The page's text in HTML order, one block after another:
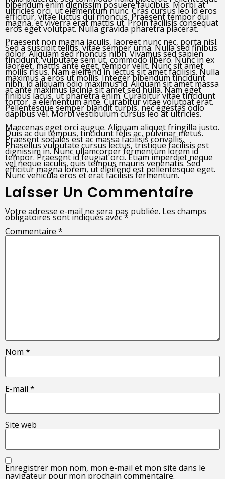
bibendum enim dignissim posuere faucibus. Morbi at
ultricies orci, ut elementum nunc. Cras cursus leo id eros
efficitur, vitae luctus dui rhoncus. Praesent tempor dui
magna, et viverra erat mattis ut. Proin facilisis consequat
eros eget volutpat. Nulla gravida pharetra placerat.
Praesent non magna iaculis, laoreet nunc nec, porta nisl.
Sed a suscipit tellus, vitae semper urna. Nulla sed finibus
dolor. Aliquam sed rhoncus nibh. Vivamus sed sapien
tincidunt, vulputate sem ut, commodo libero. Nunc in ex
laoreet, mattis ante eget, tempor velit. Nunc sit amet
mollis risus. Nam eleifend in lectus sit amet facilisis. Nulla
maximus a eros ut mollis. Integer bibendum tincidunt
nibh, id aliquam odio maximus id. Aliquam sit amet massa
at ante maximus lacinia sit amet sed nulla. Nam eget
finibus lacus, ut pharetra enim. Curabitur vitae tincidunt
tortor, a elementum ante. Curabitur vitae volutpat erat.
Pellentesque semper blandit turpis, nec egestas odio
dapibus vel. Morbi vestibulum cursus leo at ultricies.
Maecenas eget orci augue. Aliquam aliquet fringilla justo.
Duis ac dui tempus, tincidunt felis ac, pulvinar metus.
Praesent sodales est ac massa facilisis convallis.
Phasellus vulputate cursus lectus, tristique facilisis est
dignissim in. Nunc ullamcorper fermentum lorem id
tempor. Praesent id feugiat orci. Etiam imperdiet neque
vel neque iaculis, quis tempus mauris venenatis. Sed
efficitur magna lorem, ut eleifend est pellentesque eget.
Nunc vehicula eros et erat facilisis fermentum.
Laisser Un Commentaire
Votre adresse e-mail ne sera pas publiée. Les champs
obligatoires sont indiqués avec*
Commentaire *
Nom *
E-mail *
Site web
Enregistrer mon nom, mon e-mail et mon site dans le
navigateur pour mon prochain commentaire.